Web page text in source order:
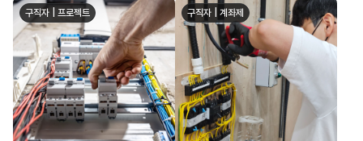
구직자 | 프로젝트 구직자 | 계좌제